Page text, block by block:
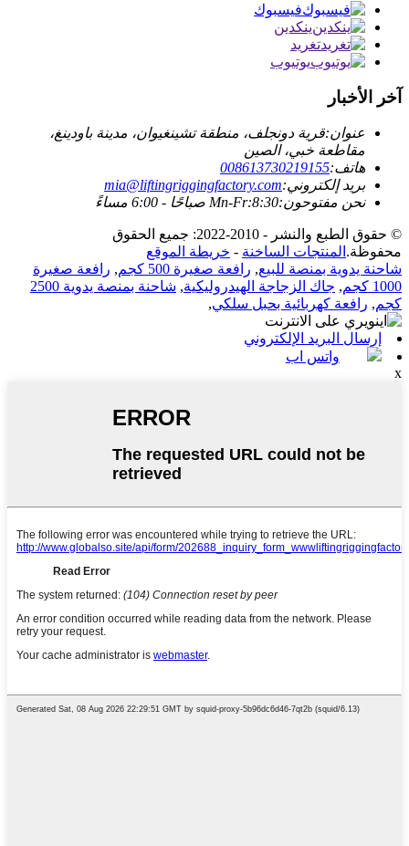
فيسبوك
ينكدين
تغريد
يوتيوب
آخر الأخبار
عنوان:قرية دونجلف، منطقة تشينغيوان، مدينة باودينغ،
مقاطعة خبي، الصين
هاتف:008613730219155
بريد إلكتروني:mia@liftingriggingfactory.com
نحن مفتوحون:Mn-Fr:8:30 صباحًا - 6:00 مساءً
© حقوق الطبع والنشر - 2010-2022: جميع الحقوق
محفوظة. المنتجات الساخنة - خريطة الموقع
شاحنة يدوية بمنصة للبيع, رافعة صغيرة 500 كجم , رافعة صغيرة
1000 كجم
, جاك الزجاجة الهيدروليكية,
شاحنة بمنصة يدوية 2500
كجم, رافعة كهربائية بحبل سلكي,
إرسال البريد الإلكتروني
واتس اب
x